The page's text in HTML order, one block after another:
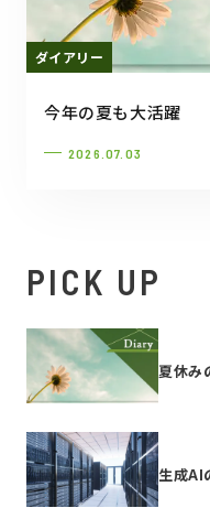
ダイアリー
今年の夏も大活躍
2026.07.03
PICK UP
夏休み
生成AI